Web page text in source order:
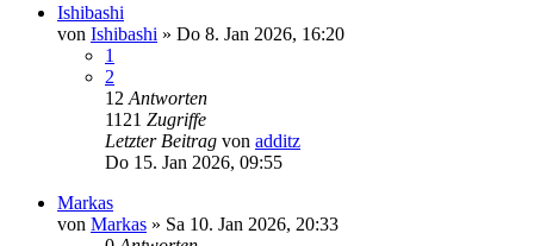
Ishibashi
von Ishibashi » Do 8. Jan 2026, 16:20
1
2
12 Antworten
1121 Zugriffe
Letzter Beitrag von additz
Do 15. Jan 2026, 09:55
Markas
von Markas » Sa 10. Jan 2026, 20:33